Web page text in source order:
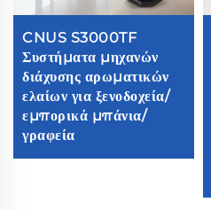
CNUS S3000TF
Συστήματα μηχανών
διάχυσης αρωματικών
ελαίων για ξενοδοχεία/
εμπορικά μπάνια/
γραφεία